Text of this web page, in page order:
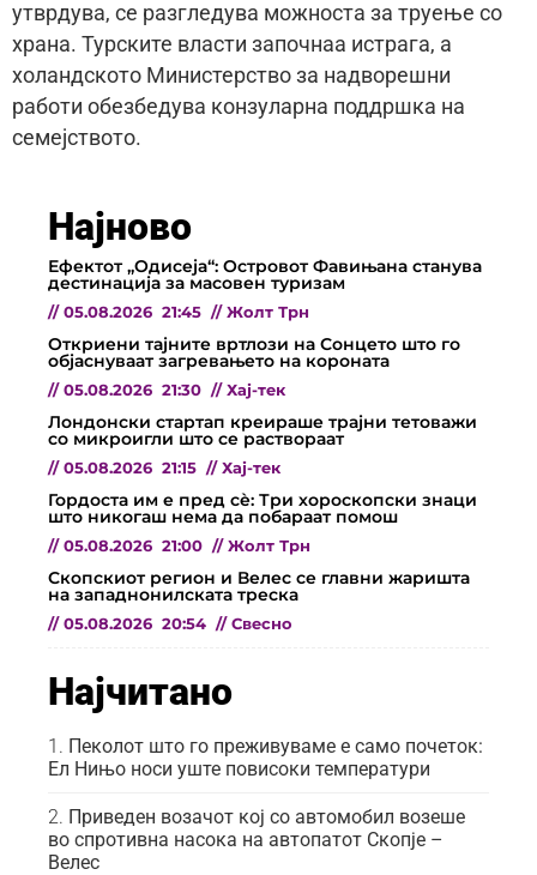
утврдува, се разгледува можноста за труење со
храна. Турските власти започнаа истрага, а
холандското Министерство за надворешни
работи обезбедува конзуларна поддршка на
семејството.
Најново
Ефектот „Одисеја“: Островот Фавињана станува
дестинација за масовен туризам
// 05.08.2026 21:45 // Жолт Трн
Откриени тајните вртлози на Сонцето што го
објаснуваат загревањето на короната
// 05.08.2026 21:30 // Хај-тек
Лондонски стартап креираше трајни тетоважи
со микроигли што се раствораат
// 05.08.2026 21:15 // Хај-тек
Гордоста им е пред сѐ: Три хороскопски знаци
што никогаш нема да побараат помош
// 05.08.2026 21:00 // Жолт Трн
Скопскиот регион и Велес се главни жаришта
на западнонилската треска
// 05.08.2026 20:54 // Свесно
Најчитано
Пеколот што го преживуваме е само почеток:
Ел Нињо носи уште повисоки температури
Приведен возачот кој со автомобил возеше
во спротивна насока на автопатот Скопје –
Велес